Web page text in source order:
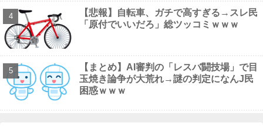
【悲報】自転車、ガチで高すぎる→スレ民
「原付でいいだろ」総ツッコミｗｗｗ
【まとめ】AI審判の「レスバ闘技場」で目
玉焼き論争が大荒れ→謎の判定になんJ民
困惑ｗｗｗ